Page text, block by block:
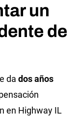
un
de
da dos años
en Highway IL